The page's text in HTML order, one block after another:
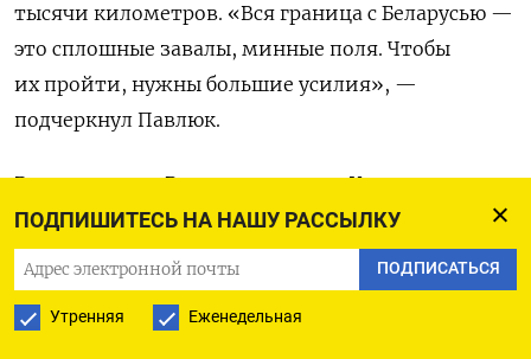
ПОДПИШИТЕСЬ НА НАШУ РАССЫЛКУ
ПОДПИСАТЬСЯ
Утренняя Еженедельная
тысячи километров. «Вся граница с Беларусью —
это сплошные завалы, минные поля. Чтобы
их пройти, нужны большие усилия», —
подчеркнул Павлюк.
Ранее главком Вооруженных сил Украины
Валерий Залужный говорил, что Россия может
использовать территорию Беларуси для
очередного нападения в феврале или весной.